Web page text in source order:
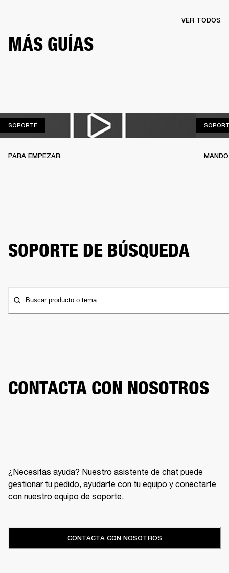
MÁS GUÍAS
VER TODOS
SOPORTESOPORTE
PARA EMPEZAR
SOPORTE DE BÚSQUEDA
Buscar producto o tema
CONTACTA CON NOSOTROS
¿Necesitas ayuda? Nuestro asistente de chat puede
gestionar tu pedido, ayudarte con tu equipo y conectarte
con nuestro equipo de soporte.
CONTACTA CON NOSOTROS